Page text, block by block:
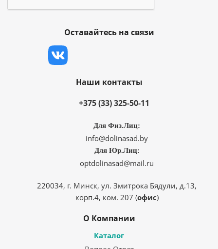
Оставайтесь на связи
Наши контакты
+375 (33) 325-50-11
Для Физ.Лиц:
info@dolinasad.by
Для Юр.Лиц:
optdolinasad@mail.ru
220034, г. Минск, ул. Змитрока Бядули, д.13,
корп.4, ком. 207 (офис)
О Компании
Каталог